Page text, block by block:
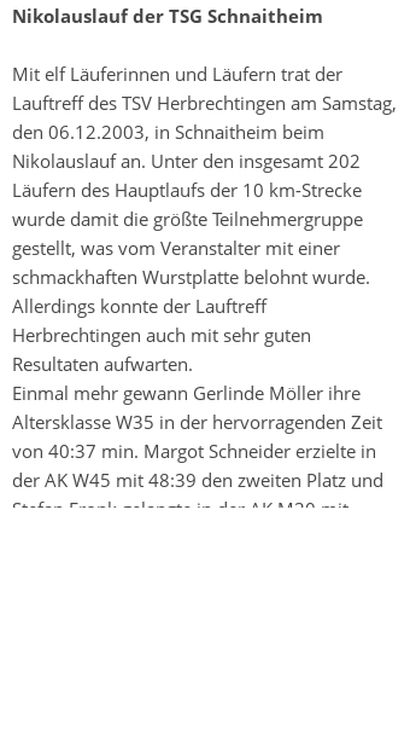
Nikolauslauf der TSG Schnaitheim
Mit elf Läuferinnen und Läufern trat der
Lauftreff des TSV Herbrechtingen am Samstag,
den 06.12.2003, in Schnaitheim beim
Nikolauslauf an. Unter den insgesamt 202
Läufern des Hauptlaufs der 10 km-Strecke
wurde damit die größte Teilnehmergruppe
gestellt, was vom Veranstalter mit einer
schmackhaften Wurstplatte belohnt wurde.
Allerdings konnte der Lauftreff
Herbrechtingen auch mit sehr guten
Resultaten aufwarten.
Einmal mehr gewann Gerlinde Möller ihre
Altersklasse W35 in der hervorragenden Zeit
von 40:37 min. Margot Schneider erzielte in
der AK W45 mit 48:39 den zweiten Platz und
Stefan Fronk gelangte in der AK M30 mit